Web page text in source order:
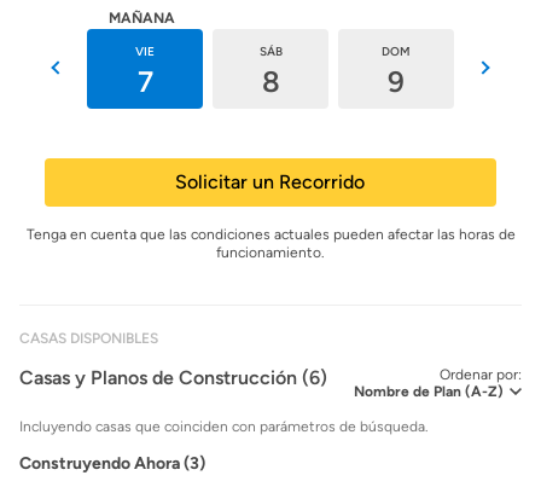
MAÑANA
VIE
7
SÁB
8
DOM
9
Solicitar un Recorrido
Tenga en cuenta que las condiciones actuales pueden afectar las horas de
funcionamiento.
CASAS DISPONIBLES
Ordenar por:
Casas y Planos de Construcción (6)
Incluyendo casas que coinciden con parámetros de búsqueda.
Construyendo Ahora (3)